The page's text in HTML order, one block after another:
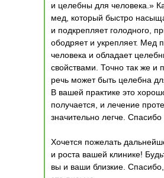
и целебны для человека.»
мед, который быстро
и подкрепляет голодного,
ободряет и укрепляет. Мед
человека и обладает
свойствами. Точно так же и
речь может быть целебна
В вашей практике это
получается, и лечение
значительно легче. Спасибо
Хочется пожелать
и роста вашей клинике!
вы и ваши близкие.